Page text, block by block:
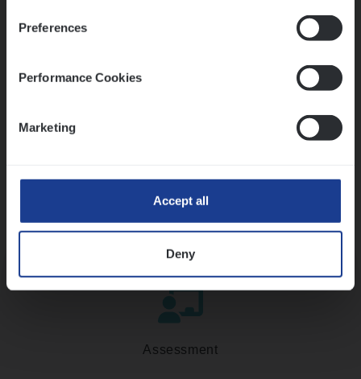
Preferences
Performance Cookies
Marketing
Accept all
Deny
Kennismaking met HR
Assessment